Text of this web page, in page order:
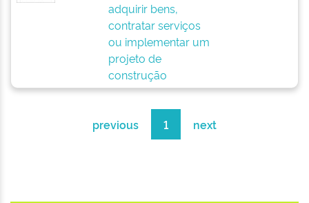
adquirir bens,
contratar serviços
ou implementar um
projeto de
construção
previous 1 next